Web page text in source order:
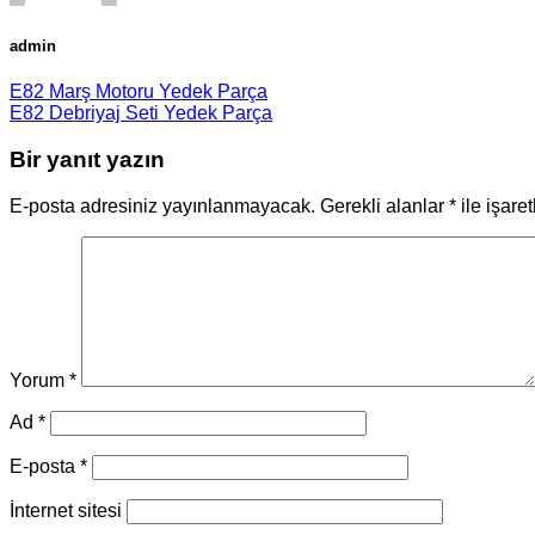
admin
E82 Marş Motoru Yedek Parça
E82 Debriyaj Seti Yedek Parça
Bir yanıt yazın
E-posta adresiniz yayınlanmayacak. Gerekli alanlar * ile
Yorum *
Ad *
E-posta *
İnternet sitesi